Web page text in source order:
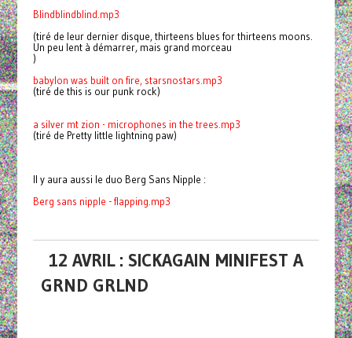
Blindblindblind.mp3
(tiré de leur dernier disque, thirteens blues for thirteens moons.
Un peu lent à démarrer, mais grand morceau
)
babylon was built on fire, starsnostars.mp3
(tiré de this is our punk rock)
a silver mt zion - microphones in the trees.mp3
(tiré de Pretty little lightning paw)
Il y aura aussi le duo Berg Sans Nipple :
Berg sans nipple - flapping.mp3
12 AVRIL : SICKAGAIN MINIFEST A
GRND GRLND